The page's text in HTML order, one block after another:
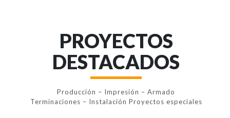
PROYECTOS
DESTACADOS
Producción – Impresión – Armado
Terminaciones – Instalación Proyectos especiales